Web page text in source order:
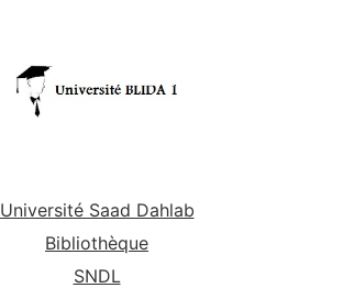
Université Saad Dahlab
Bibliothèque
SNDL